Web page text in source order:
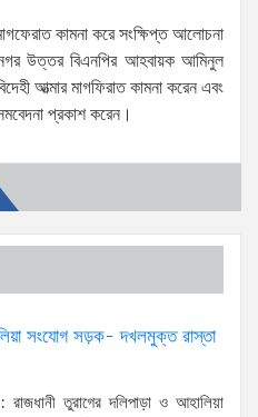
কামনা করে সংক্ষিপ্ত আলোচনা
উত্তর বিএনপির আহবায়ক আমিনুল
আত্মার মাগফিরাত কামনা করেন এবং
প্রকাশ করেন।
সংযোগ সড়ক- দখলমুক্ত রাস্তা
: রাজধানী তুরাগের দলিপাড়া ও আহালিয়া